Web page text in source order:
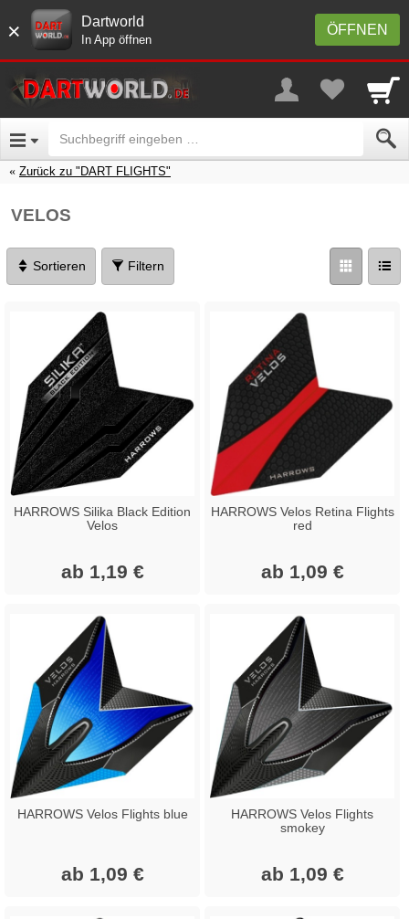
× ÖFFNEN
Dartworld
In App öffnen
Zurück zu "DART FLIGHTS"
VELOS
Sortieren Filtern
HARROWS Silika Black Edition
Velos
ab 1,19 €
HARROWS Velos Retina Flights
red
ab 1,09 €
HARROWS Velos Flights blue
ab 1,09 €
HARROWS Velos Flights
smokey
ab 1,09 €